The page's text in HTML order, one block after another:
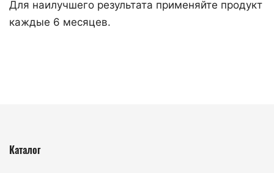
Для наилучшего результата применяйте продукт
каждые 6 месяцев.
Каталог